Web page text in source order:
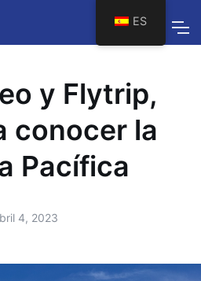
y Flytrip,
conocer la
Pacífica
4, 2023
ES